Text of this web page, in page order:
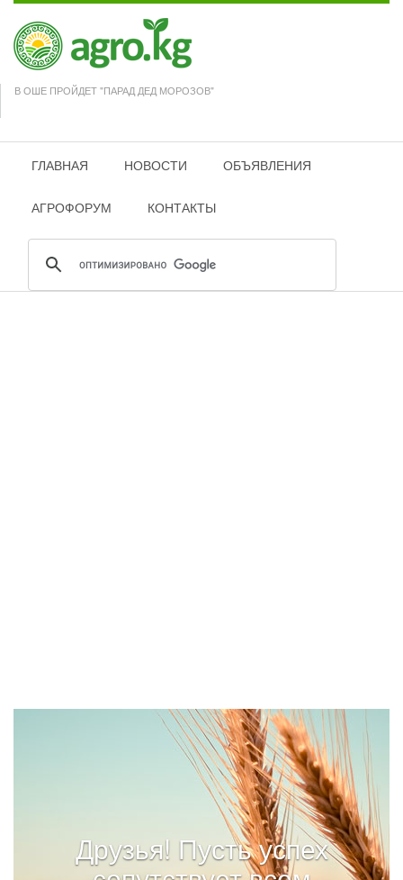
В ОШЕ ПРОЙДЕТ "ПАРАД ДЕД МОРОЗОВ"
ГЛАВНАЯ НОВОСТИ ОБЪЯВЛЕНИЯ
АГРОФОРУМ КОНТАКТЫ
Друзья! Пусть успех